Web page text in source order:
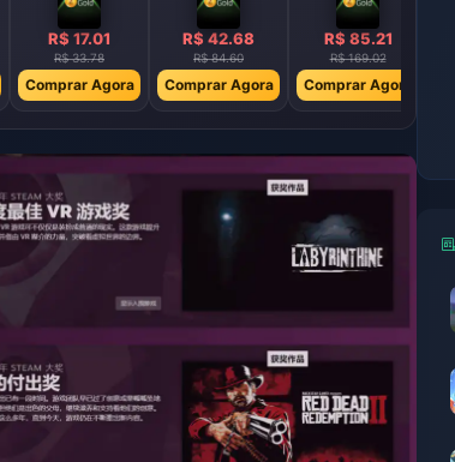
R$ 17.01
R$ 33.78
Comprar Agora
R$ 42.68
R$ 84.60
Comprar Agora
R$ 85.21
R$ 169.02
Comprar Agora